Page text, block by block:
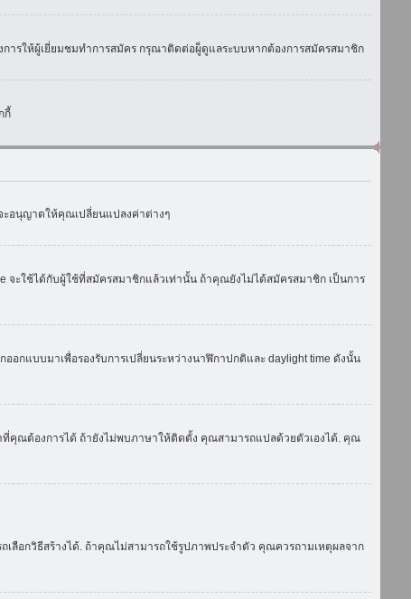
ารให้ผู้เยี่ยมชมทำการสมัคร กรุณาติดต่อผู็ดูแลระบบหากต้องการสมัครสมาชิก
กี้
ะอนุญาตให้คุณเปลี่ยนแปลงค่าต่างๆ
ะใช้ได้กับผู้ใช้ที่สมัครสมาชิกแล้วเท่านั้น ถ้าคุณยังไม่ได้สมัครสมาชิก เป็นการ
อกแบบมาเพื่อรองรับการเปลี่ยนระหว่างนาฬิกาปกติและ daylight time ดังนั้น
ที่คุณต้องการได้ ถ้ายังไม่พบภาษาให้ติดตั้ง คุณสามารถแปลด้วยตัวเองได้. คุณ
ลือกวิธีสร้างได้. ถ้าคุณไม่สามารถใช้รูปภาพประจำตัว คุณควรถามเหตุผลจาก